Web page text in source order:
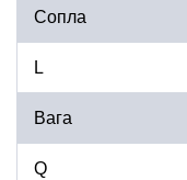
Сопла
L
Вага
Q